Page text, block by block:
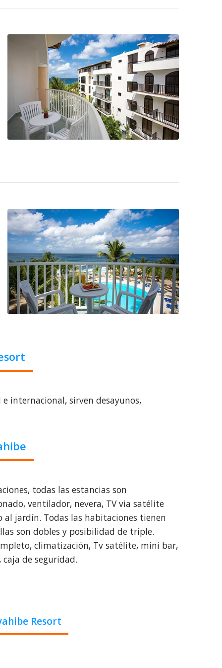
internacional, sirven desayunos,
todas las estancias son
ventilador, nevera, TV via satélite
jardín. Todas las habitaciones tienen
son dobles y posibilidad de triple.
climatización, Tv satélite, mini bar,
de seguridad.
Resort